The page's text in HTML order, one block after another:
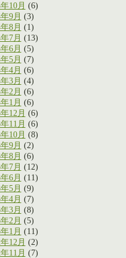
10月 (6)
9月 (3)
8月 (1)
7月 (13)
6月 (5)
5月 (7)
4月 (6)
3月 (4)
2月 (6)
1月 (6)
12月 (6)
11月 (6)
10月 (8)
9月 (2)
8月 (6)
7月 (12)
6月 (11)
5月 (9)
4月 (7)
3月 (8)
2月 (5)
1月 (11)
12月 (2)
11月 (7)